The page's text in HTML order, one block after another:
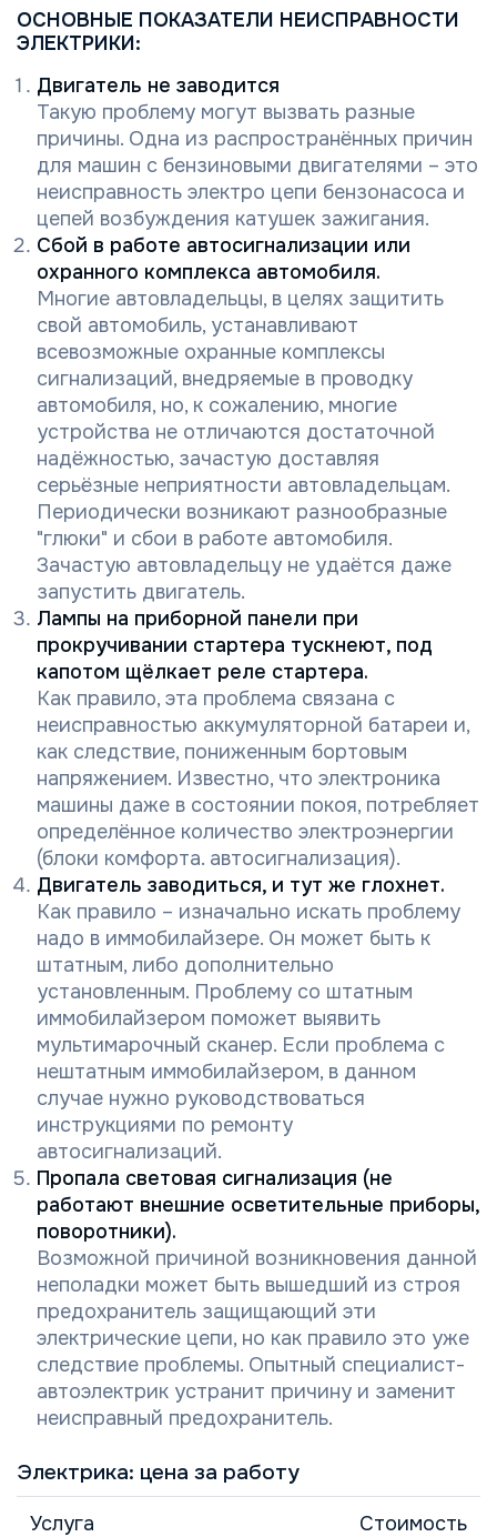
ОСНОВНЫЕ ПОКАЗАТЕЛИ НЕИСПРАВНОСТИ
ЭЛЕКТРИКИ:
Двигатель не заводится
Такую проблему могут вызвать разные
причины. Одна из распространённых причин
для машин с бензиновыми двигателями – это
неисправность электро цепи бензонасоса и
цепей возбуждения катушек зажигания.
Сбой в работе автосигнализации или
охранного комплекса автомобиля.
Многие автовладельцы, в целях защитить
свой автомобиль, устанавливают
всевозможные охранные комплексы
сигнализаций, внедряемые в проводку
автомобиля, но, к сожалению, многие
устройства не отличаются достаточной
надёжностью, зачастую доставляя
серьёзные неприятности автовладельцам.
Периодически возникают разнообразные
"глюки" и сбои в работе автомобиля.
Зачастую автовладельцу не удаётся даже
запустить двигатель.
Лампы на приборной панели при
прокручивании стартера тускнеют, под
капотом щёлкает реле стартера.
Как правило, эта проблема связана с
неисправностью аккумуляторной батареи и,
как следствие, пониженным бортовым
напряжением. Известно, что электроника
машины даже в состоянии покоя, потребляет
определённое количество электроэнергии
(блоки комфорта. автосигнализация).
Двигатель заводиться, и тут же глохнет.
Как правило – изначально искать проблему
надо в иммобилайзере. Он может быть к
штатным, либо дополнительно
установленным. Проблему со штатным
иммобилайзером поможет выявить
мультимарочный сканер. Если проблема с
нештатным иммобилайзером, в данном
случае нужно руководствоваться
инструкциями по ремонту
автосигнализаций.
Пропала световая сигнализация (не
работают внешние осветительные приборы,
поворотники).
Возможной причиной возникновения данной
неполадки может быть вышедший из строя
предохранитель защищающий эти
электрические цепи, но как правило это уже
следствие проблемы. Опытный специалист-
автоэлектрик устранит причину и заменит
неисправный предохранитель.
Электрика: цена за работу
Услуга Стоимость